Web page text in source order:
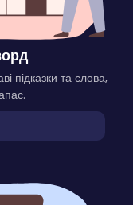
підказки та слова,